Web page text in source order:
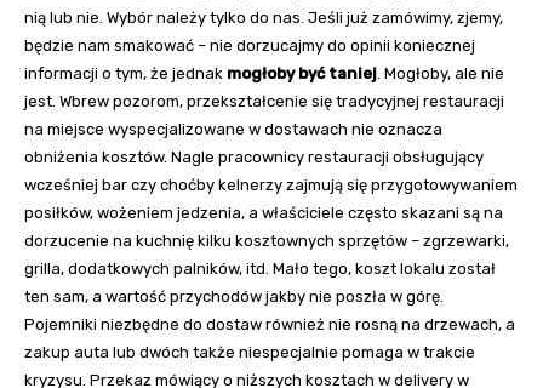
nią lub nie. Wybór należy tylko do nas. Jeśli już zamówimy, zjemy,
będzie nam smakować – nie dorzucajmy do opinii koniecznej
informacji o tym, że jednak mogłoby być taniej. Mogłoby, ale nie
jest. Wbrew pozorom, przekształcenie się tradycyjnej restauracji
na miejsce wyspecjalizowane w dostawach nie oznacza
obniżenia kosztów. Nagle pracownicy restauracji obsługujący
wcześniej bar czy choćby kelnerzy zajmują się przygotowywaniem
posiłków, wożeniem jedzenia, a właściciele często skazani są na
dorzucenie na kuchnię kilku kosztownych sprzętów – zgrzewarki,
grilla, dodatkowych palników, itd. Mało tego, koszt lokalu został
ten sam, a wartość przychodów jakby nie poszła w górę.
Pojemniki niezbędne do dostaw również nie rosną na drzewach, a
zakup auta lub dwóch także niespecjalnie pomaga w trakcie
kryzysu. Przekaz mówiący o niższych kosztach w delivery w